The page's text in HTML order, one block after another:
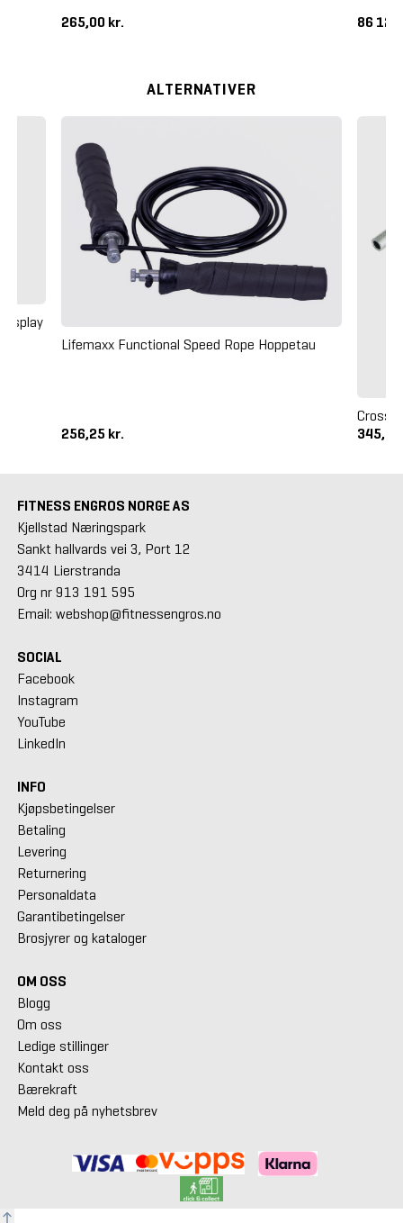
265,00 kr.
86
ALTERNATIVER
Lifemaxx Functional Speed Rope Hoppetau
256,25 kr.
FITNESS ENGROS NORGE AS
Kjellstad Næringspark
Sankt hallvards vei 3, Port 12
3414 Lierstranda
Org nr 913 191 595
Email: webshop@fitnessengros.no
SOCIAL
Facebook
Instagram
YouTube
LinkedIn
INFO
Kjøpsbetingelser
Betaling
Levering
Returnering
Personaldata
Garantibetingelser
Brosjyrer og kataloger
OM OSS
Blogg
Om oss
Ledige stillinger
Kontakt oss
Bærekraft
Meld deg på nyhetsbrev